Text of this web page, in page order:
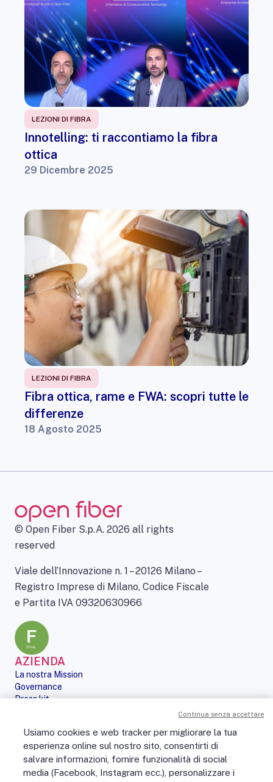
LEZIONI DI FIBRA
Innotelling: ti raccontiamo la fibra
ottica
29 Dicembre 2025
LEZIONI DI FIBRA
Fibra ottica, rame e FWA: scopri tutte le
differenze
18 Agosto 2025
© Open Fiber S.p.A. 2026 all rights
reserved
Viale dell’Innovazione n. 1 – 20126 Milano –
Registro Imprese di Milano, Codice Fiscale
e Partita IVA 09320630966
AZIENDA
La nostra Mission
Governance
Press kit
Digital Services Act
PERSONE
No Fibra? No Party!
Posizioni aperte
Usiamo cookies e web tracker per migliorare la tua
esperienza online sul nostro sito, consentirti di
salvare informazioni, fornire funzionalità di social
media (Facebook, Instagram ecc.), personalizzare i
Continua senza accettare